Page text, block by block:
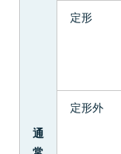
通
定形
定形外